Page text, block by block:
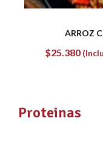
$15.660
Proteinas